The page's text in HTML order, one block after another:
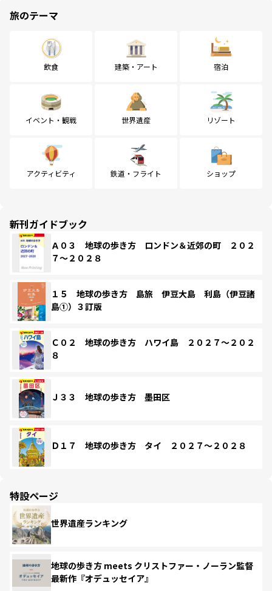
旅のテーマ
飲食 建築・アート 宿泊
イベント・観戦 世界遺産 リゾート
アクティビティ 鉄道・フライト ショップ
新刊ガイドブック
Ａ０３ 地球の歩き方 ロンドン＆近郊の町 ２０２
７～２０２８
１５ 地球の歩き方 島旅 伊豆大島 利島（伊豆諸
島①）３訂版
Ｃ０２ 地球の歩き方 ハワイ島 ２０２７～２０２
８
Ｊ３３ 地球の歩き方 墨田区
Ｄ１７ 地球の歩き方 タイ ２０２７～２０２８
特設ページ
世界遺産ランキング
地球の歩き方 meets クリストファー・ノーラン監督
最新作『オデュッセイア』